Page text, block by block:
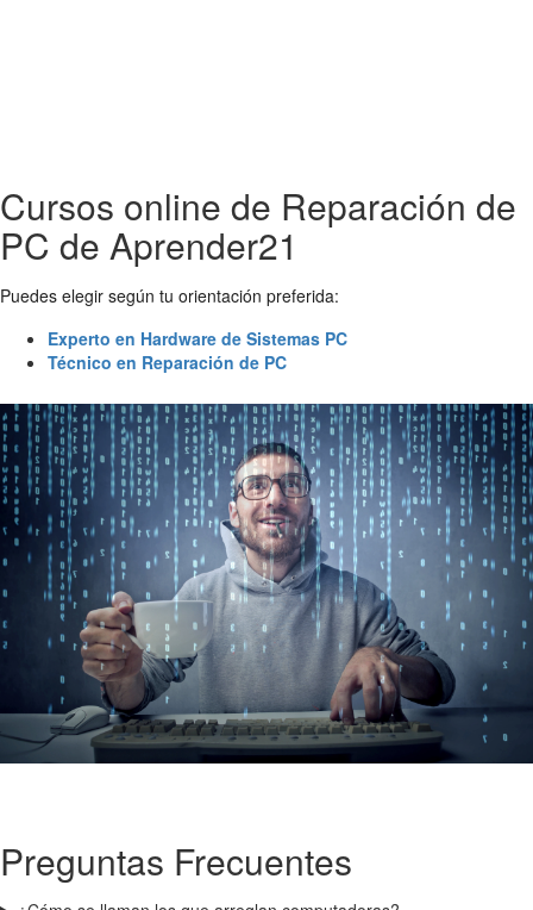
Cursos online de Reparación de
PC de Aprender21
Puedes elegir según tu orientación preferida:
Experto en Hardware de Sistemas PC
Técnico en Reparación de PC
Preguntas Frecuentes